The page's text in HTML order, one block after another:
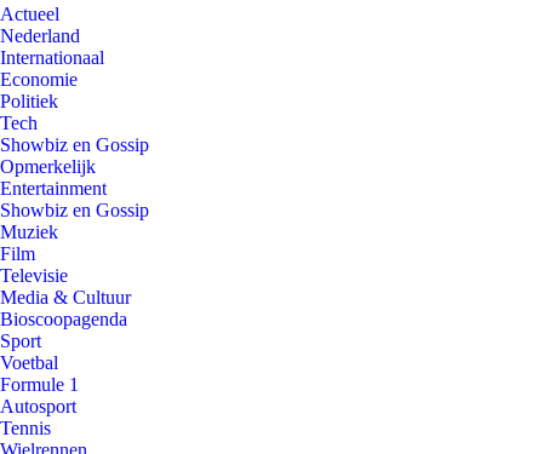
Actueel
Nederland
Internationaal
Economie
Politiek
Tech
Showbiz en Gossip
Opmerkelijk
Entertainment
Showbiz en Gossip
Muziek
Film
Televisie
Media & Cultuur
Bioscoopagenda
Sport
Voetbal
Formule 1
Autosport
Tennis
Wielrennen